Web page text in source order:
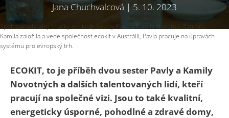
Jana Chuchvalcová | 5. 10. 2023
Spoluzakladatelky značky ecokit®, sestry Pavla a Kamila Novotné. Zatímco
Kamila založila a vede společnost ecokit v Austrálii, Pavla pracuje na úpravách
systému pro evropský trh.
ECOKIT, to je příběh dvou sester Pavly a Kamily
Novotných a dalších talentovaných lidí, kteří
pracují na společné vizi. Jsou to také kvalitní,
energeticky úsporné, pohodlné a zdravé domy,